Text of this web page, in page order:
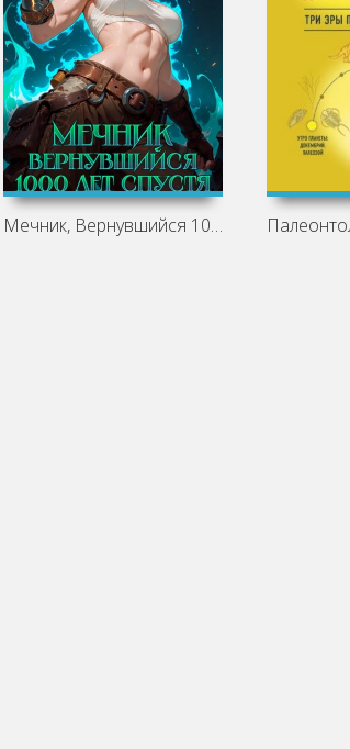
Мечник, Вернувшийся 1000 лет спустя.